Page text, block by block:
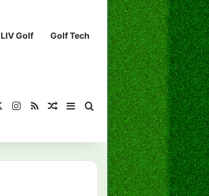
LIV Golf Golf Tech
Instagram
RSS ¡Muéstrame un artículo
Barra lateral
Buscar...